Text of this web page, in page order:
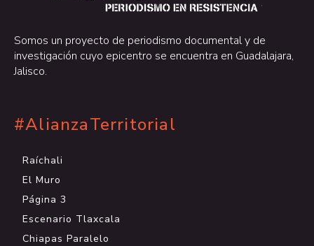
.
Somos un proyecto de periodismo documental y de
investigación cuyo epicentro se encuentra en Guadalajara,
Jalisco.
#AlianzaTerritorial
Raíchali
El Muro
Página 3
Escenario Tlaxcala
Chiapas Paralelo